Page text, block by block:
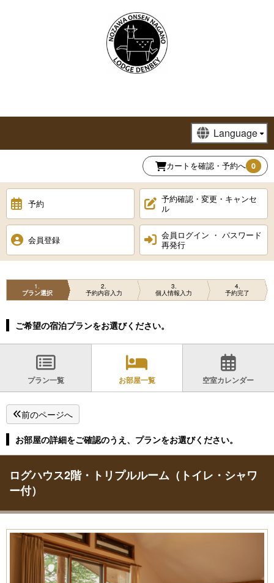
カートを確認・予約へ 0
予約
予約確認・変更・キャンセ
ル
会員登録
会員ログイン ・ パスワード
再発行
1
プラン選択
2
予約内容入力
3
個人情報入力
4
予約完了
ご希望の宿泊プランをお選びください。
プラン一覧 お部屋一覧 空室カレンダー
前のページへ
お部屋の詳細をご確認のうえ、プランをお選びください。
ログハウス2階・トリプルルーム（トイレ・シャワ
ー付）